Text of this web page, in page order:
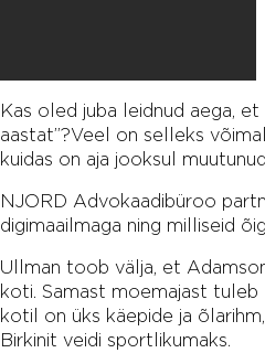
Kas oled juba leidnud aega,
aastat”? Veel on selleks
kuidas on aja jooksul
NJORD Advokaadibüroo
digimaailmaga ning milliseid
Ullman toob välja, et
koti. Samast moemajast
kotil on üks käepide ja
Birkinit veidi sportlikumaks.